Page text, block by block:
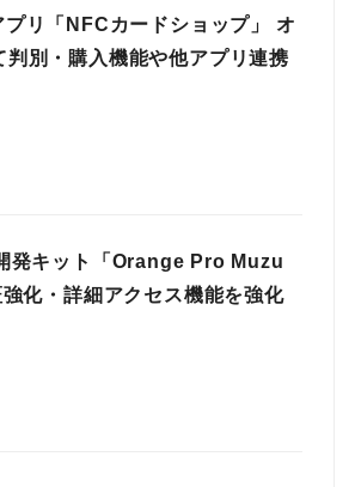
リ「NFCカードショップ」 オ
別・購入機能や他アプリ連携
発キット「Orange Pro Muzu
化・詳細アクセス機能を強化